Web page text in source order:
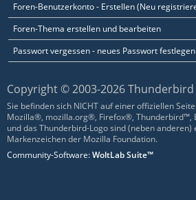
Foren-Benutzerkonto - Erstellen (Neu
Foren-Thema erstellen und bearbeiten
Passwort vergessen - neues Passwort festlegen
Copyright © 2003-2026 Thunderbird
Sie befinden sich NICHT auf einer offiziellen
Mozilla®, mozilla.org®, Firefox®, Thunderbird™,
und das Thunderbird-Logo sind (neben anderen)
Markenzeichen der Mozilla Foundation.
Community-Software:WoltLab Suite™